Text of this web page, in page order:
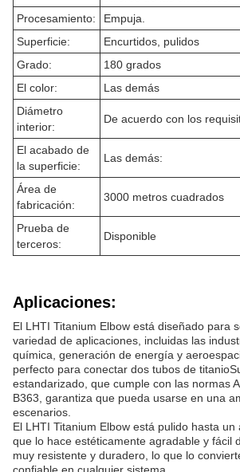
Procesamiento:
Empuja.
Superficie:
Encurtidos, pulidos
Grado:
180 grados
El color:
Las demás
Diámetro
interior:
De acuerdo con los
El acabado de
la superficie:
Las demás:
Área de
fabricación:
3000 metros cuadrados
Prueba de
terceros:
Disponible
Aplicaciones:
El LHTI Titanium Elbow está diseñado para
variedad de aplicaciones, incluidas las
química, generación de energía y
perfecto para conectar dos tubos de
estandarizado, que cumple con las normas
B363, garantiza que pueda usarse en una
escenarios.
El LHTI Titanium Elbow está pulido hasta
que lo hace estéticamente agradable y fácil
muy resistente y duradero, lo que lo